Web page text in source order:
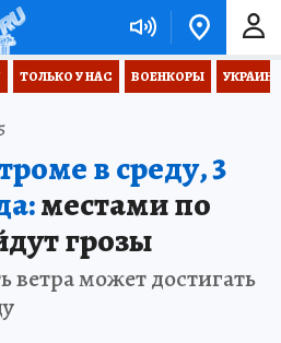
ТОЛЬКО У НАС ВОЕНКОРЫ
в среду, 3
местами по
грозы
ветра может достигать